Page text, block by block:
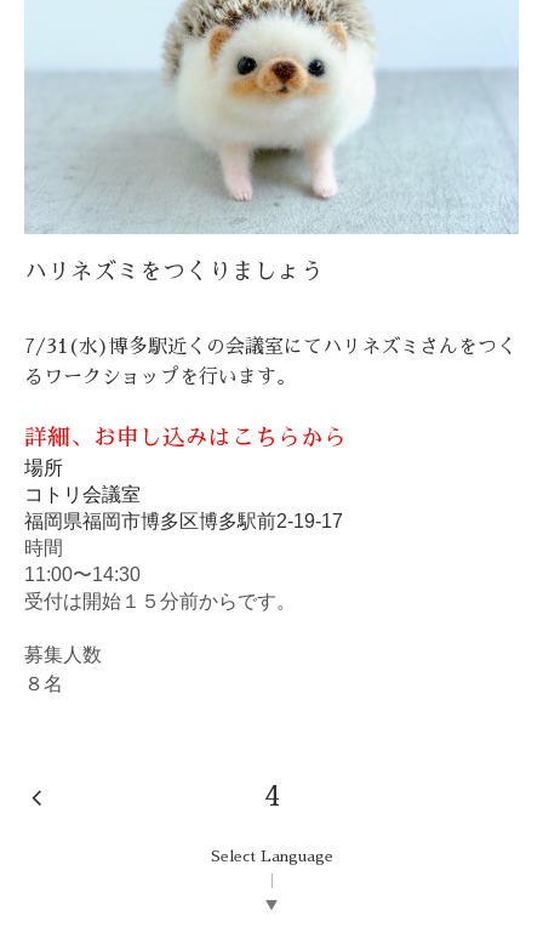
ハリネズミをつくりましょう
7/31(水)博多駅近くの会議室にてハリネズミさんをつく
るワークショップを行います。
詳細、 お申し込みはこちらから
場所
コトリ会議室
福岡県福岡市博多区博多駅前2-19-17
時間
11:00〜14:30
受付は開始１５分前からです。
募集人数
８名
4
Select Language
▼